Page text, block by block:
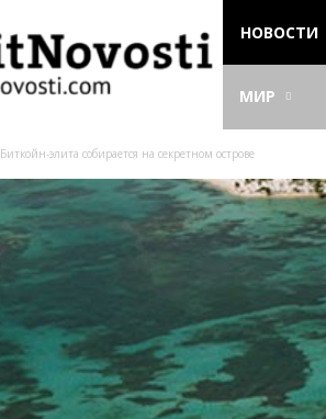
НОВОСТИ
МИР
Биткойн-элита собирается на секретном острове